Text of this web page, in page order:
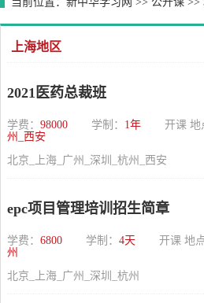
上海地区
2021医药总裁班
学费： 98000 学制： 1年 开课 地
州_西安
北京_上海_广州_深圳_杭州_西安
epc项目管理培训招生简章
学费： 6800 学制： 4天 开课 地点
州
北京_上海_广州_深圳_杭州